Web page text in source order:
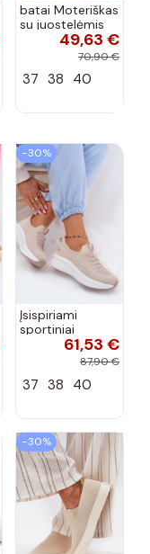
batai Moteriškas
su juostelėmis
su lako efektu
bordo spalvos
49,63 €
70,90 €
37 38 40
−30%
Įsispiriami
sportiniai
bateliai Kobbo
102425 smėlio
61,53 €
87,90 €
37 38 40
−30%